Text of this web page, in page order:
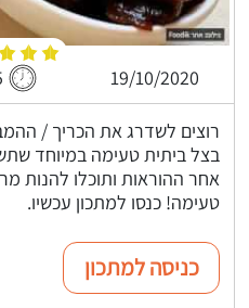
19/10/2020
רוצים לשדרג את הכריך /
בצל ביתית טעימה במיוחד
אחר ההוראות ותוכלו להנות
טעימה! כנסו למתכון עכשיו.
כניסה למתכון